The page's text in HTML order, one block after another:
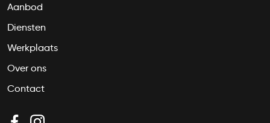
Aanbod
Diensten
Werkplaats
Over ons
Contact